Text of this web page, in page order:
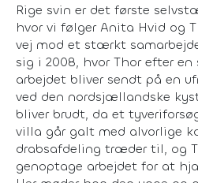
Rige svin er det første
hvor vi følger Anita Hvid og
vej mod et stærkt
sig i 2008, hvor Thor efter
arbejdet bliver sendt på en
ved den nordsjællandske
bliver brudt, da et
villa går galt med alvorlige
drabsafdeling træder til, og
genoptage arbejdet for at